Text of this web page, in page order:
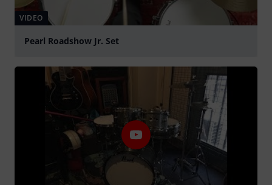
VIDEO
Pearl Roadshow Jr. Set